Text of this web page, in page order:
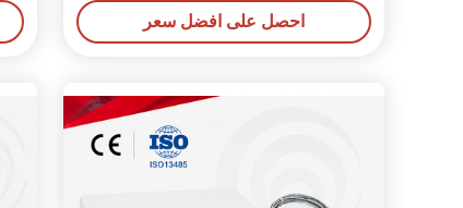
احصل على افضل سعر